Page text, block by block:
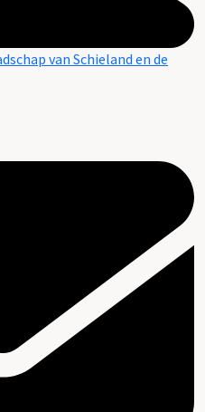
van Schieland en de